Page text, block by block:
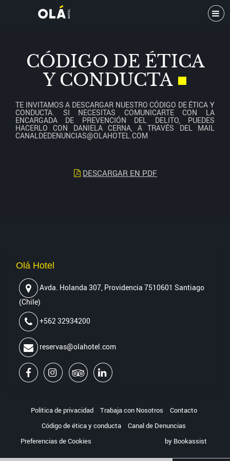
CÓDIGO DE ÉTICA
Y CONDUCTA ■
TE INVITAMOS A DESCARGAR NUESTRO CÓDIGO DE ÉTICA Y
CONDUCTA. SI NECESITAS COMUNICARTE CON LA
ENCARGADA DE PREVENCIÓN DEL DELITO, PUEDES
HACERLO CON DANIELA CERNA, A TRAVÉS DEL MAIL
CANALDEDENUNCIAS@OLAHOTEL.COM
DESCARGAR EN PDF
Olá Hotel
Avda. Holanda 307, Providencia 7510601 Santiago
(Chile)
+562 32934200
reservas@olahotel.com
Política de privacidad Trabaja con Nosotros
Contacto
Código de ética y conducta
Canal de Denuncias
Preferencias de Cookies
by Bookassist